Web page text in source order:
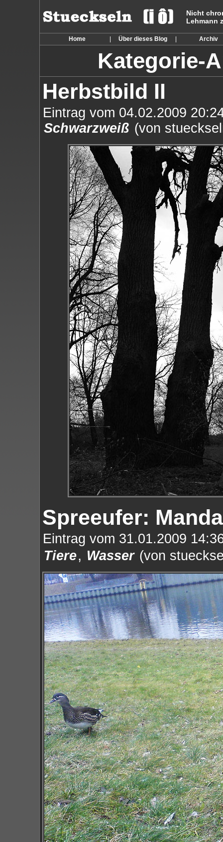
Nicht
Lehmann
Home Über dieses Blog Archiv
Kategorie-
Herbstbild II
Eintrag vom 04.02.2009
Schwarzweiß (von
Spreeufer:
Eintrag vom 31.01.2009
Tiere, Wasser (von